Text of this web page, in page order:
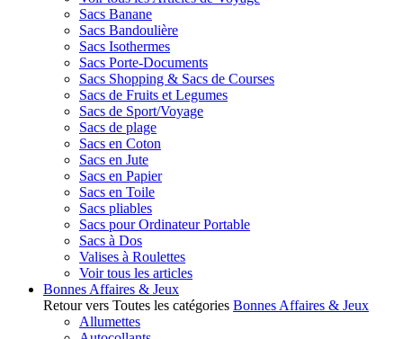
Sacs Banane
Sacs Bandoulière
Sacs Isothermes
Sacs Porte-Documents
Sacs Shopping & Sacs de Courses
Sacs de Fruits et Legumes
Sacs de Sport/Voyage
Sacs de plage
Sacs en Coton
Sacs en Jute
Sacs en Papier
Sacs en Toile
Sacs pliables
Sacs pour Ordinateur Portable
Sacs à Dos
Valises à Roulettes
Voir tous les articles
Bonnes Affaires & Jeux
Retour vers Toutes les catégories Bonnes Affaires & Jeux
Allumettes